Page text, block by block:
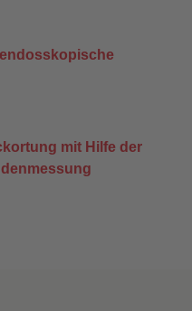
mit Hilfe der